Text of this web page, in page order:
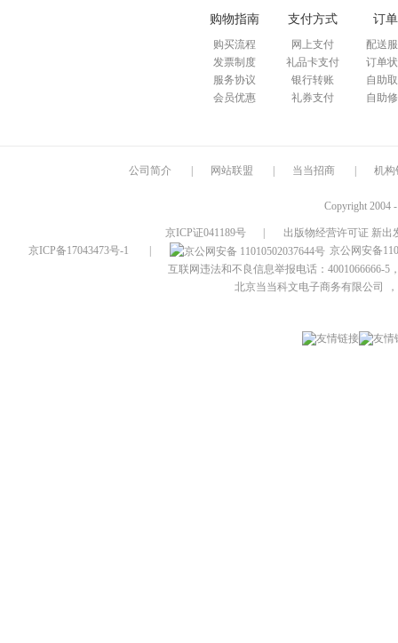
购物指南
购买流程
发票制度
服务协议
会员优惠
支付方式
网上支付
礼品卡支付
银行转账
礼券支付
订
配送
订单
自助
自助
公司简介 网站联盟 当当招商 机构
Copyright 2004
京ICP证041189号
出版物经营许可证 新出
京ICP备17043473号-1
京公网安备
互联网违法和不良信息举报电话：4001066666-5
北京当当科文电子商务有限公司